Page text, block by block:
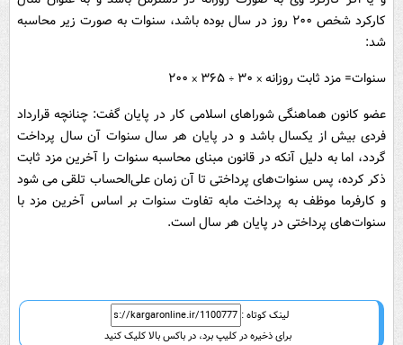
کارکرد شخص ۲۰۰ روز در سال بوده باشد، سنوات به صورت زیر محاسبه
شد:
سنوات= مزد ثابت روزانه × ۳۰ ÷ ۳۶۵ × ۲۰۰
عضو کانون هماهنگی شوراهای اسلامی کار در پایان گفت: چنانچه قرارداد
فردی بیش از یکسال باشد و در پایان هر سال سنوات آن سال پرداخت
گردد، اما به دلیل آنکه در قانون مبنای محاسبه سنوات را آخرین مزد ثابت
ذکر کرده، پس سنوات‌های پرداختی تا آن زمان علی‌الحساب تلقی می شود
و کارفرما موظف به پرداخت مابه تفاوت سنوات بر اساس آخرین مزد با
سنوات‌های پرداختی در پایان هر سال است.
لینک کوتاه :
برای ذخیره در کلیپ برد، در باکس بالا کلیک کنید